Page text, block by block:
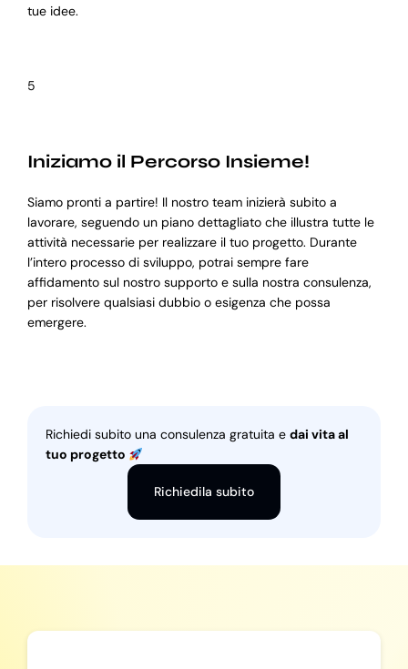
tue idee.
5
Iniziamo il Percorso Insieme!
Siamo pronti a partire! Il nostro team inizierà subito a
lavorare, seguendo un piano dettagliato che illustra tutte le
attività necessarie per realizzare il tuo progetto. Durante
l’intero processo di sviluppo, potrai sempre fare
affidamento sul nostro supporto e sulla nostra consulenza,
per risolvere qualsiasi dubbio o esigenza che possa
emergere.
Richiedi subito una consulenza gratuita e dai vita al
tuo progetto
Richiedila subito